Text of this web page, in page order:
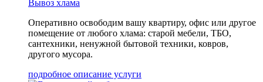
Вывоз хлама
Оперативно освободим вашу квартиру, офис или другое
помещение от любого хлама: старой мебели, ТБО,
сантехники, ненужной бытовой техники, ковров,
другого мусора.
подробное описание услуги